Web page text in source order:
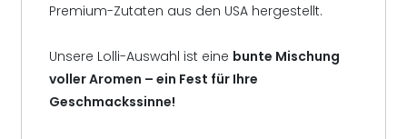
Premium-Zutaten aus den USA hergestellt.
Unsere Lolli-Auswahl ist eine bunte Mischung
voller Aromen – ein Fest für Ihre
Geschmackssinne!